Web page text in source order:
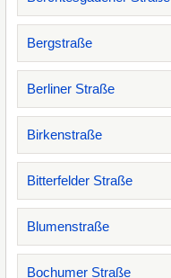
Bergstraße
Berliner Straße
Birkenstraße
Bitterfelder Straße
Blumenstraße
Bochumer Straße